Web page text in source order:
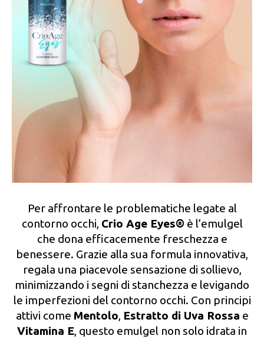
Per affrontare le problematiche legate al
contorno occhi, Crio Age Eyes® è l’emulgel
che dona efficacemente freschezza e
benessere. Grazie alla sua formula innovativa,
regala una piacevole sensazione di sollievo,
minimizzando i segni di stanchezza e levigando
le imperfezioni del contorno occhi. Con principi
attivi come Mentolo, Estratto di Uva Rossa e
Vitamina E, questo emulgel non solo idrata in